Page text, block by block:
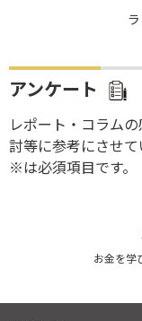
アンケート
レポート・コラム
討等に参考にさせて
※は必須項目です。
お金を学